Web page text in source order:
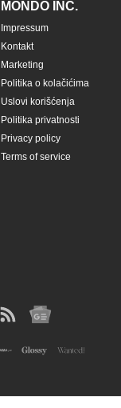
MONDO INC.
Impressum
Kontakt
Marketing
Politika o kolačićima
Uslovi korišćenja
Politika privatnosti
Privacy policy
Terms of service